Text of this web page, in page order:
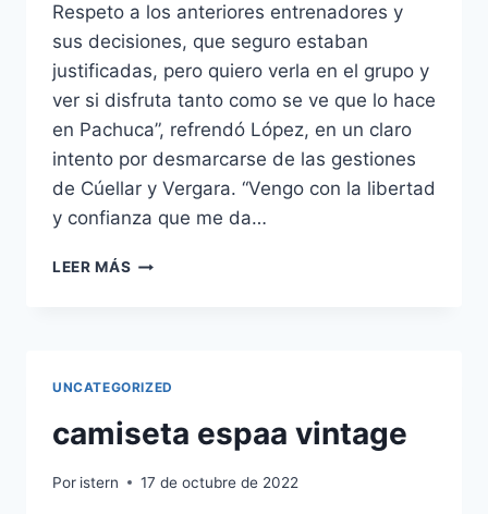
Respeto a los anteriores entrenadores y
sus decisiones, que seguro estaban
justificadas, pero quiero verla en el grupo y
ver si disfruta tanto como se ve que lo hace
en Pachuca”, refrendó López, en un claro
intento por desmarcarse de las gestiones
de Cúellar y Vergara. “Vengo con la libertad
y confianza que me da…
LEER MÁS CAMISETA
UNCATEGORIZED
camiseta espaa vintage
Por istern 17 de octubre de 2022